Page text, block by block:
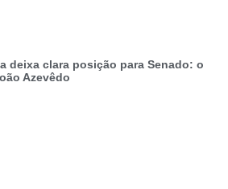
deixa clara posição para Senado: o
Azevêdo